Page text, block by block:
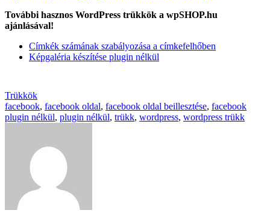
További hasznos WordPress trükkök a wpSHOP.hu
ajánlásával!
Címkék számának szabályozása a címkefelhőben
Képgaléria készítése plugin nélkül
Trükkök
facebook, facebook oldal, facebook oldal beillesztése, facebook
plugin nélkül, plugin nélkül, trükk, wordpress, wordpress trükk